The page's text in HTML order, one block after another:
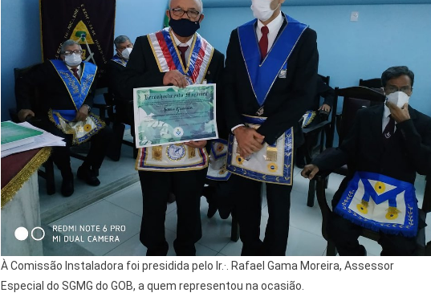
À Comissão Instaladora foi presidida pelo Ir.·. Rafael Gama Moreira, Assessor
Especial do SGMG do GOB, a quem representou na ocasião.